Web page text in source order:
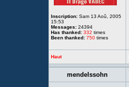
Inscription: Sam 13 Aoû, 2005
15:53
Messages: 24394
Has thanked: 332 times
Been thanked: 750 times
Haut
mendelssohn